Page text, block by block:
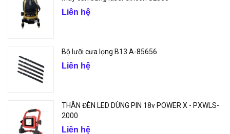
Liên hệ
Bộ lưỡi cưa lọng B13 A-85656
Liên hệ
THÂN ĐÈN LED DÙNG PIN 18v POWER X - PXWLS-
2000
Liên hệ